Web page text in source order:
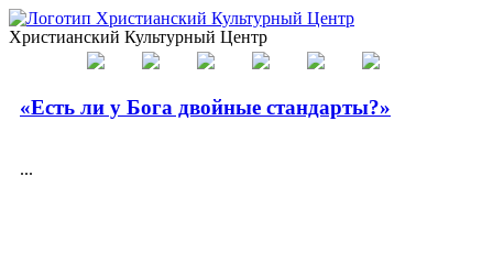
Христианский Культурный Центр
«Есть ли у Бога двойные стандарты?»
...